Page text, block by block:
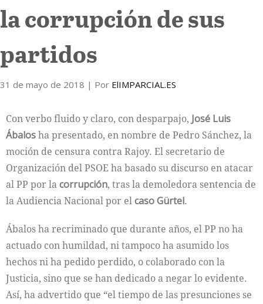
Cultura
la corrupción de sus
partidos
31 de mayo de 2018 | Por ElIMPARCIAL.ES
Con verbo fluido y claro, con desparpajo, José Luis
Ábalosha presentado, en nombre de Pedro Sánchez, la
moción de censura contra Rajoy. El secretario de
Organización del PSOE ha basado su discurso en atacar
al PP por lacorrupción, tras la demoledora sentencia de
la Audiencia Nacional por elcaso Gürtel.
Ábalos ha recriminado que durante años, el PP no ha
actuado con humildad, ni tampoco ha asumido los
hechos ni ha pedido perdido, o colaborado con la
Justicia, sino que se han dedicado a negar lo evidente.
Así, ha advertido que “el tiempo de las presunciones se